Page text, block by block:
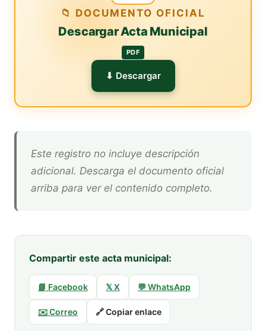
📁 DOCUMENTO OFICIAL
Descargar Acta Municipal
PDF
⬇ Descargar
Este registro no incluye descripción
adicional. Descarga el documento oficial
arriba para ver el contenido completo.
Compartir este acta municipal:
📘 Facebook 𝕏 X 💬 WhatsApp
✉️ Correo 🔗 Copiar enlace